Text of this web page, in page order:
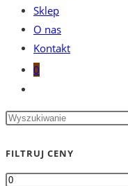
Sklep
O nas
Kontakt
0
website
search
FILTRUJ CENY
Cena